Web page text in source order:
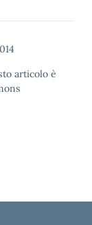
articolo è